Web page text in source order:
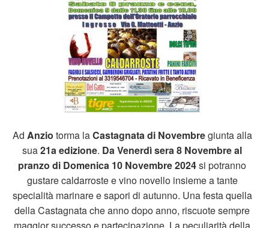
Ad Anzio torma laCastagnata di Novembregiunta alla
sua21a edizione. Da Venerdì sera 8 Novembre al
pranzo di Domenica 10 Novembre 2024si potranno
gustare caldarroste e vino novello insieme a tante
specialità marinare e sapori di autunno. Una festa quella
della Castagnata che anno dopo anno, riscuote sempre